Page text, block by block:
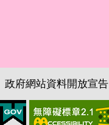
政府網站資料開放宣告